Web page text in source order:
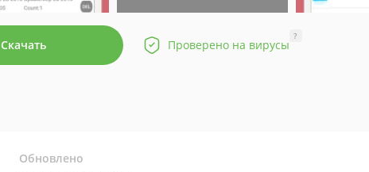
Скачать Проверено на вирусы
?
Обновлено